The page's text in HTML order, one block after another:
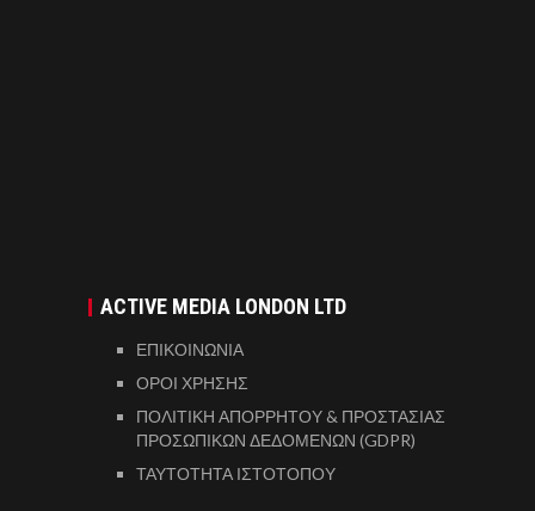
ACTIVE MEDIA LONDON LTD
ΕΠΙΚΟΙΝΩΝΙΑ
ΟΡΟΙ ΧΡΗΣΗΣ
ΠΟΛΙΤΙΚΗ ΑΠΟΡΡΗΤΟΥ & ΠΡΟΣΤΑΣΙΑΣ
ΠΡΟΣΩΠΙΚΩΝ ΔΕΔΟΜΕΝΩΝ (GDPR)
ΤΑΥΤΟΤΗΤΑ ΙΣΤΟΤΟΠΟΥ